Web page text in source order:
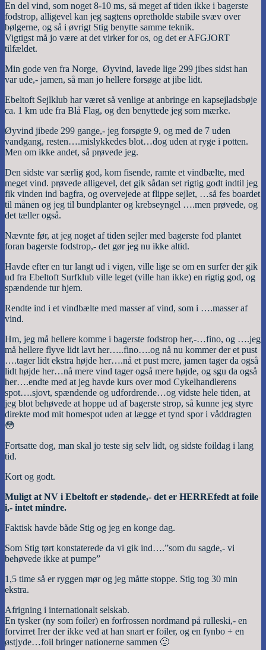
En del vind, som noget 8-10 ms, så meget af tiden ikke i bagerste
fodstrop, alligevel kan jeg sagtens opretholde stabile svæv over
bølgerne, og så i øvrigt Stig benytte samme teknik.
Vigtigst må jo være at det virker for os, og det er AFGJORT
tilfældet.
Min gode ven fra Norge, Øyvind, lavede lige 299 jibes sidst han
var ude,- jamen, så man jo hellere forsøge at jibe lidt.
Ebeltoft Sejlklub har været så venlige at anbringe en kapsejladsbøje
ca. 1 km ude fra Blå Flag, og den benyttede jeg som mærke.
Øyvind jibede 299 gange,- jeg forsøgte 9, og med de 7 uden
vandgang, resten….mislykkedes blot…dog uden at ryge i potten.
Men om ikke andet, så prøvede jeg.
Den sidste var særlig god, kom fisende, ramte et vindbælte, med
meget vind. prøvede alligevel, det gik sådan set rigtig godt indtil jeg
fik vinden ind bagfra, og overvejede at flippe sejlet, …så fes boardet
til månen og jeg til bundplanter og krebseyngel ….men prøvede, og
det tæller også.
Nævnte før, at jeg noget af tiden sejler med bagerste fod plantet
foran bagerste fodstrop,- det gør jeg nu ikke altid.
Havde efter en tur langt ud i vigen, ville lige se om en surfer der gik
ud fra Ebeltoft Surfklub ville leget (ville han ikke) en rigtig god, og
spændende tur hjem.
Rendte ind i et vindbælte med masser af vind, som i ….masser af
vind.
Hm, jeg må hellere komme i bagerste fodstrop her,-…fino, og ….jeg
må hellere flyve lidt lavt her…..fino….og nå nu kommer der et pust
….tager lidt ekstra højde her….nå et pust mere, jamen tager da også
lidt højde her…nå mere vind tager også mere højde, og sgu da også
her….endte med at jeg havde kurs over mod Cykelhandlerens
spot….sjovt, spændende og udfordrende…og vidste hele tiden, at
jeg blot behøvede at hoppe ud af bagerste strop, så kunne jeg styre
direkte mod mit homespot uden at lægge et tynd spor i våddragten
😳
Fortsatte dog, man skal jo teste sig selv lidt, og sidste foildag i lang
tid.
Kort og godt.
Muligt at NV i Ebeltoft er stødende,- det er HERREfedt at foile
i,- intet mindre.
Faktisk havde både Stig og jeg en konge dag.
Som Stig tørt konstaterede da vi gik ind….”som du sagde,- vi
behøvede ikke at pumpe”
1,5 time så er ryggen mør og jeg måtte stoppe. Stig tog 30 min
ekstra.
Afrigning i internationalt selskab.
En tysker (ny som foiler) en forfrossen nordmand på rulleski,- en
forvirret Irer der ikke ved at han snart er foiler, og en fynbo + en
østjyde…foil bringer nationerne sammen 🙂